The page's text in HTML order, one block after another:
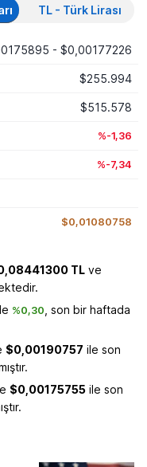
TL - Türk Lirası
- $0,00177226
$255.994
$515.578
%-1,36
%-7,34
$0,01080758
TL ve
%0,30 , son bir haftada
$0,00190757 ile son
$0,00175755 ile son